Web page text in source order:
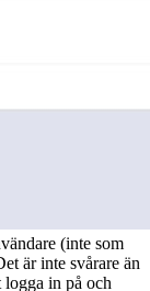
(inte som
är inte svårare än
in på och